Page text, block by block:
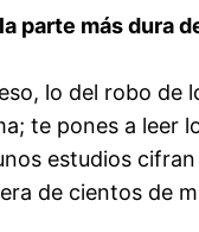
parte más dura
lo del robo de
te pones a leer
estudios
de cientos de